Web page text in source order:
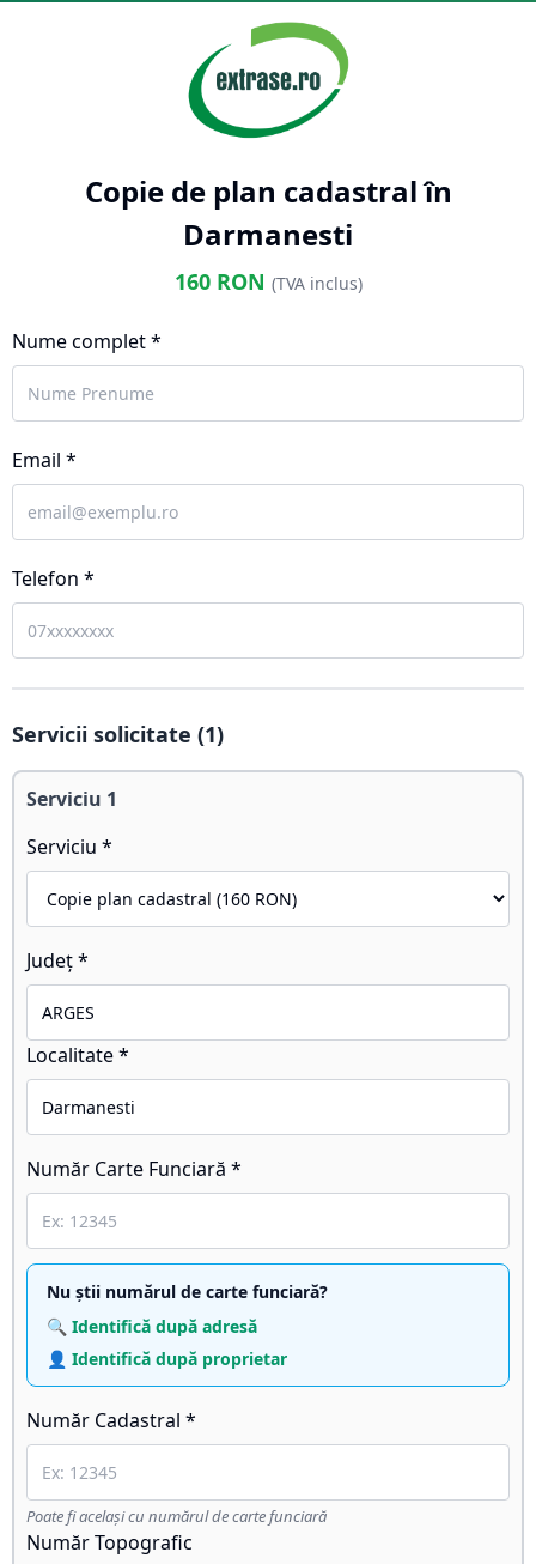
Copie de plan cadastral în
Darmanesti
160RON (TVA inclus)
Nume complet *
Email *
Telefon *
Servicii solicitate (1)
Serviciu 1
Serviciu *
Județ *
Localitate *
Număr Carte Funciară *
Nu știi numărul de carte funciară?
🔍 Identifică după adresă
👤 Identifică după proprietar
Număr Cadastral *
Poate fi același cu numărul de carte funciară
Număr Topografic